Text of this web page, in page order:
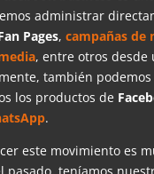
administrar
Pages, campañas de
, entre otros desde
también podemos
los productos de
.
este movimiento es